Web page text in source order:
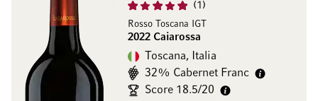
1
Rosso Toscana IGT
2022 Caiarossa
Toscana, Italia
32% Cabernet Franc
Score 18.5/20